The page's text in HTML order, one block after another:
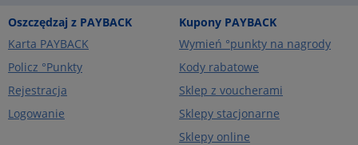
Oszczędzaj z PAYBACK
Karta PAYBACK
Policz °Punkty
Rejestracja
Logowanie
Kupony PAYBACK
Wymień °punkty na nagrody
Kody rabatowe
Sklep z voucherami
Sklepy stacjonarne
Sklepy online